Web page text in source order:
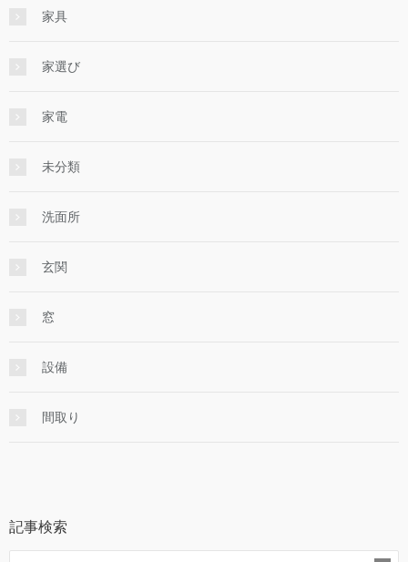
家具
家選び
家電
未分類
洗面所
玄関
窓
設備
間取り
記事検索